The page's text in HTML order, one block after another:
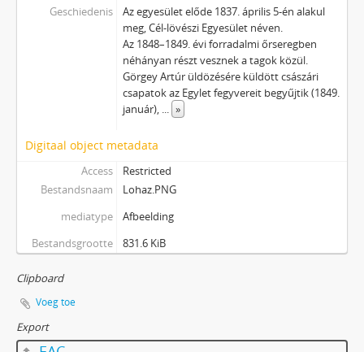
Geschiedenis
Az egyesület előde 1837. április 5-én alakul
meg, Cél-lövészi Egyesület néven.
Az 1848–1849. évi forradalmi őrseregben
néhányan részt vesznek a tagok közül.
Görgey Artúr üldözésére küldött császári
csapatok az Egylet fegyvereit begyűjtik (1849.
január), ... »
Digitaal object metadata
Access
Restricted
Bestandsnaam
Lohaz.PNG
mediatype
Afbeelding
Bestandsgrootte
831.6 KiB
Clipboard
Voeg toe
Export